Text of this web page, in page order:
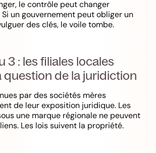
le contrôle peut changer
un gouvernement peut obliger un
des clés, le voile tombe.
3 : les filiales locales
question de la juridiction
par des sociétés mères
de leur exposition juridique. Les
une marque régionale ne peuvent
Les lois suivent la propriété.